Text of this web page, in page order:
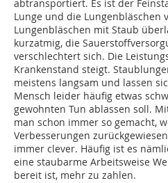
abtransportiert. Es ist der
Lunge und die Lungenbläschen
Lungenbläschen mit Staub
kurzatmig, die
verschlechtert sich. Die
Krankenstand steigt.
meistens langsam und lassen
Mensch leider häufig etwas
gewohnten Tun ablassen soll.
man schon immer so gemacht,
Verbesserungen
immer clever. Häufig ist es
eine staubarme Arbeitsweise
bereit ist, mehr zu zahlen.